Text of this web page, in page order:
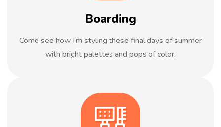
Boarding
Come see how I’m styling these final days of summer
with bright palettes and pops of color.